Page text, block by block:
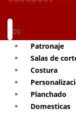
00
Patronaje
Salas de
Costura
Planchado
Domesticas